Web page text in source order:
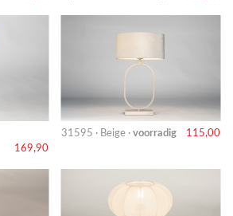
169,90
31595 · Beige · voorradig 115,00